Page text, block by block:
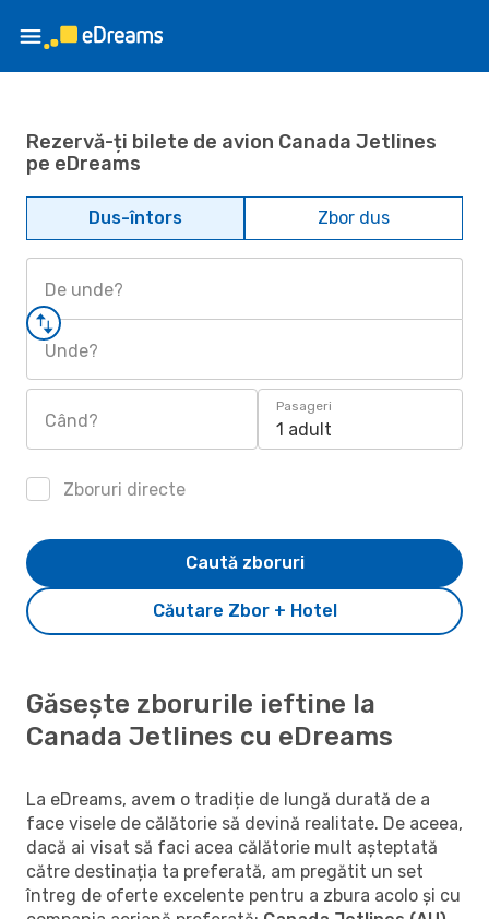
Rezervă-ți bilete de avion Canada Jetlines
pe eDreams
Dus-întors Zbor dus
De unde?
Unde?
Când?
Pasageri
1 adult
Zboruri directe
Căutare Zbor + Hotel
Caută zboruri
Găsește zborurile ieftine la
Canada Jetlines cu eDreams
La eDreams, avem o tradiție de lungă durată de a
face visele de călătorie să devină realitate. De aceea,
dacă ai visat să faci acea călătorie mult așteptată
către destinația ta preferată, am pregătit un set
întreg de oferte excelente pentru a zbura acolo și cu